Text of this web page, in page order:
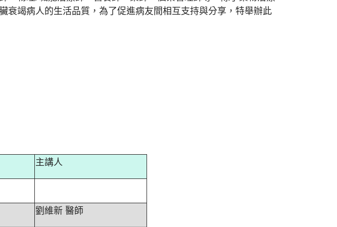
竭病人的生活品質，為了促進病友間相互支持與分享，特舉辦此
主講人
劉維新 醫師